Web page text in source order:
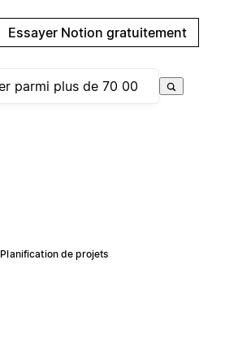
Essayer Notion gratuitement
Planification de projets